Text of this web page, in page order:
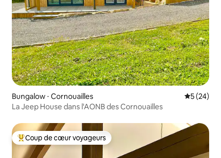
Bungalow ⋅ Cornouailles
5 (24)
La Jeep House dans l'AONB des Cornouailles
Coups de cœur voyageurs les plus appréciés
Coup de cœur voyageurs